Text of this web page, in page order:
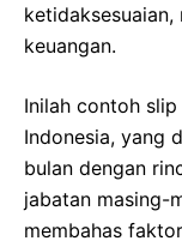
keuangan.
Inilah contoh
Indonesia, yang
bulan dengan
jabatan masing-
membahas